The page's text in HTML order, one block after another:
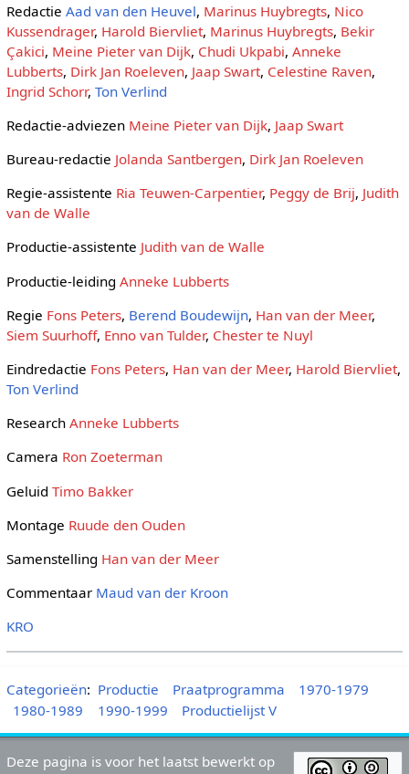
Redactie Aad van den Heuvel, Marinus Huybregts, Nico
Kussendrager, Harold Biervliet, Marinus Huybregts, Bekir
Çakici, Meine Pieter van Dijk, Chudi Ukpabi, Anneke
Lubberts, Dirk Jan Roeleven, Jaap Swart, Celestine Raven,
Ingrid Schorr, Ton Verlind
Redactie-adviezen Meine Pieter van Dijk, Jaap Swart
Bureau-redactie Jolanda Santbergen, Dirk Jan Roeleven
Regie-assistente Ria Teuwen-Carpentier, Peggy de Brij, Judith
van de Walle
Productie-assistente Judith van de Walle
Productie-leiding Anneke Lubberts
Regie Fons Peters, Berend Boudewijn, Han van der Meer,
Siem Suurhoff, Enno van Tulder, Chester te Nuyl
Eindredactie Fons Peters, Han van der Meer, Harold Biervliet,
Ton Verlind
Research Anneke Lubberts
Camera Ron Zoeterman
Geluid Timo Bakker
Montage Ruude den Ouden
Samenstelling Han van der Meer
Commentaar Maud van der Kroon
KRO
Categorieën: Productie Praatprogramma
1970-1979
1980-1989
1990-1999 Productielijst V
Deze pagina is voor het laatst bewerkt op